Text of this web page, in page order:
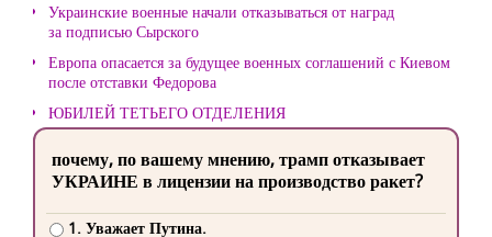
Украинские военные начали отказываться от наград
за подписью Сырского
Европа опасается за будущее военных соглашений с Киевом
после отставки Федорова
ЮБИЛЕЙ ТЕТЬЕГО ОТДЕЛЕНИЯ
почему, по вашему мнению, трамп отказывает
УКРАИНЕ в лицензии на производство ракет?
1. Уважает Путина.